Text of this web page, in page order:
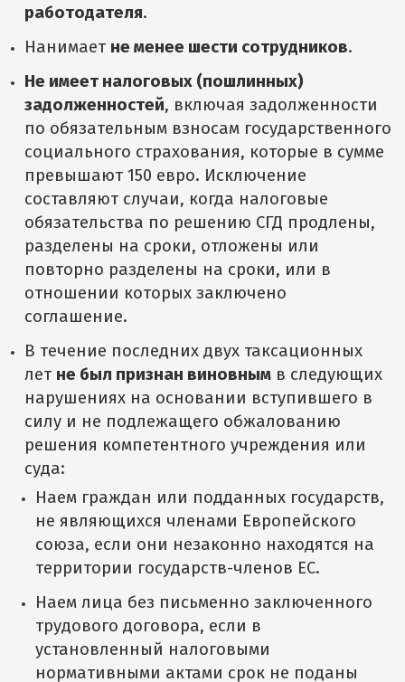
работодателя.
Нанимает не менее шести сотрудников.
Не имеет налоговых (пошлинных)
задолженностей, включая задолженности
по обязательным взносам государственного
социального страхования, которые в сумме
превышают 150 евро. Исключение
составляют случаи, когда налоговые
обязательства по решению СГД продлены,
разделены на сроки, отложены или
повторно разделены на сроки, или в
отношении которых заключено
соглашение.
В течение последних двух таксационных
лет не был признан виновным в следующих
нарушениях на основании вступившего в
силу и не подлежащего обжалованию
решения компетентного учреждения или
суда:
Наем граждан или подданных государств,
не являющихся членами Европейского
союза, если они незаконно находятся на
территории государств-членов ЕС.
Наем лица без письменно заключенного
трудового договора, если в
установленный налоговыми
нормативными актами срок не поданы